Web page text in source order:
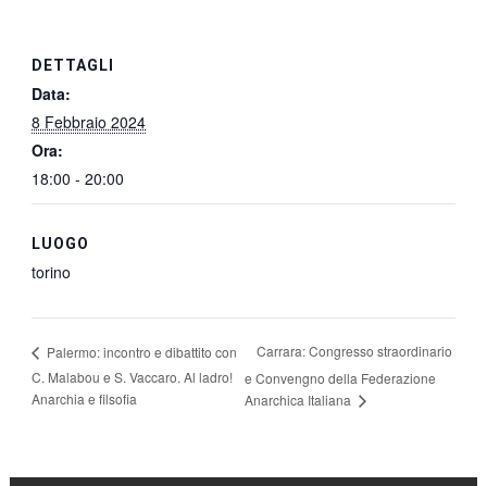
DETTAGLI
Data:
8 Febbraio 2024
Ora:
18:00 - 20:00
LUOGO
torino
Palermo: incontro e dibattito con
C. Malabou e S. Vaccaro. Al ladro!
Anarchia e filsofia
Carrara: Congresso straordinario
e Convengno della Federazione
Anarchica Italiana